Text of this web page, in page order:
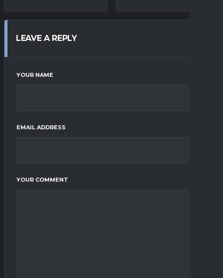
LEAVE A REPLY
YOUR NAME
EMAIL ADDRESS
YOUR COMMENT